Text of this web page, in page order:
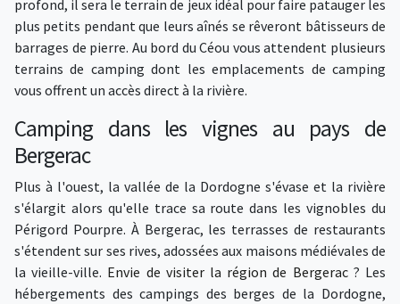
profond, il sera le terrain de jeux idéal pour faire patauger les
plus petits pendant que leurs aînés se rêveront bâtisseurs de
barrages de pierre. Au bord du Céou vous attendent plusieurs
terrains de camping dont les emplacements de camping
vous offrent un accès direct à la rivière.
Camping dans les vignes au pays de
Bergerac
Plus à l'ouest, la vallée de la Dordogne s'évase et la rivière
s'élargit alors qu'elle trace sa route dans les vignobles du
Périgord Pourpre. À Bergerac, les terrasses de restaurants
s'étendent sur ses rives, adossées aux maisons médiévales de
la vieille-ville. Envie de visiter la région de Bergerac? Les
hébergements des campings des berges de la Dordogne,